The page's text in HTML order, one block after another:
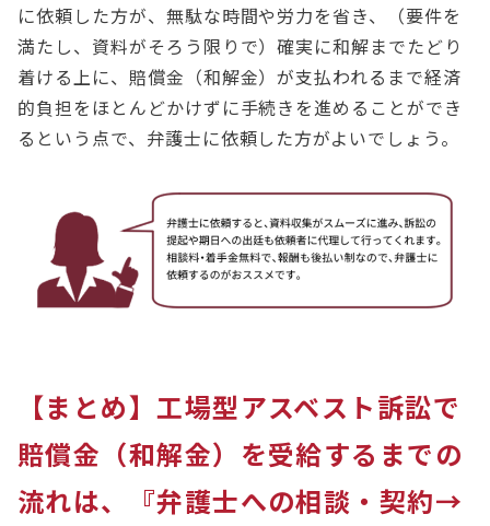
に依頼した方が、無駄な時間や労力を省き、（要件を
満たし、資料がそろう限りで）確実に和解までたどり
着ける上に、賠償金（和解金）が支払われるまで経済
的負担をほとんどかけずに手続きを進めることができ
るという点で、弁護士に依頼した方がよいでしょう。
【まとめ】工場型アスベスト訴訟で
賠償金（和解金）を受給するまでの
流れは、『弁護士への相談・契約→